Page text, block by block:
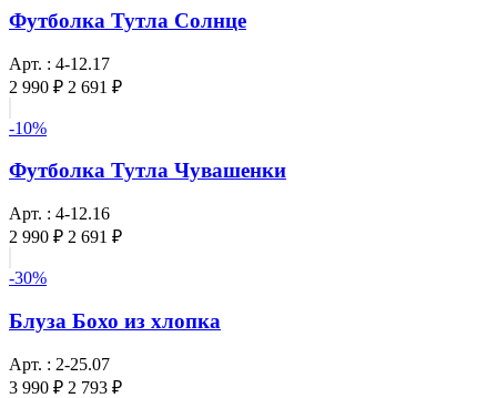
Футболка Тутла Солнце
Арт. : 4-12.17
2 990 ₽ 2 691 ₽
-10%
Футболка Тутла Чувашенки
Арт. : 4-12.16
2 990 ₽ 2 691 ₽
-30%
Блуза Бохо из хлопка
Арт. : 2-25.07
3 990 ₽ 2 793 ₽